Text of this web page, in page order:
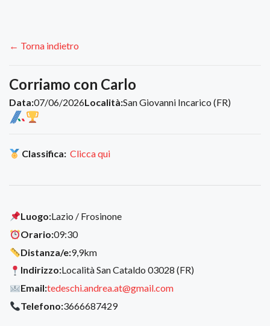
← Torna indietro
Corriamo con Carlo
Data:07/06/2026Località:San Giovanni Incarico (FR)
Classifica: Clicca qui
Luogo:Lazio / Frosinone
Orario:09:30
Distanza/e:9,9km
Indirizzo:Località San Cataldo 03028 (FR)
Email:tedeschi.andrea.at@gmail.com
Telefono:3666687429